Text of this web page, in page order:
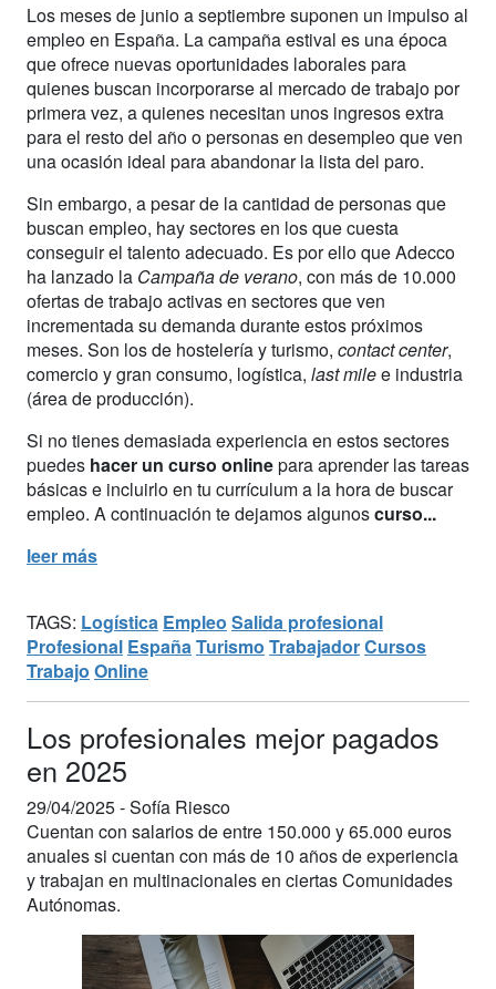
Los meses de junio a septiembre suponen un impulso al
empleo en España. La campaña estival es una época
que ofrece nuevas oportunidades laborales para
quienes buscan incorporarse al mercado de trabajo por
primera vez, a quienes necesitan unos ingresos extra
para el resto del año o personas en desempleo que ven
una ocasión ideal para abandonar la lista del paro.
Sin embargo, a pesar de la cantidad de personas que
buscan empleo, hay sectores en los que cuesta
conseguir el talento adecuado. Es por ello que Adecco
ha lanzado la Campaña de verano, con más de 10.000
ofertas de trabajo activas en sectores que ven
incrementada su demanda durante estos próximos
meses. Son los de hostelería y turismo, contact center,
comercio y gran consumo, logística, last milee industria
(área de producción).
Si no tienes demasiada experiencia en estos sectores
puedes hacer un curso onlinepara aprender las tareas
básicas e incluirlo en tu currículum a la hora de buscar
empleo. A continuación te dejamos algunoscurso...
leer más
TAGS: Logística Empleo Salida profesional
Profesional España Turismo TrabajadorCursos
Trabajo Online
Los profesionales mejor pagados
en 2025
29/04/2025 -Sofía Riesco
Cuentan con salarios de entre 150.000 y 65.000 euros
anuales si cuentan con más de 10 años de experiencia
y trabajan en multinacionales en ciertas Comunidades
Autónomas.